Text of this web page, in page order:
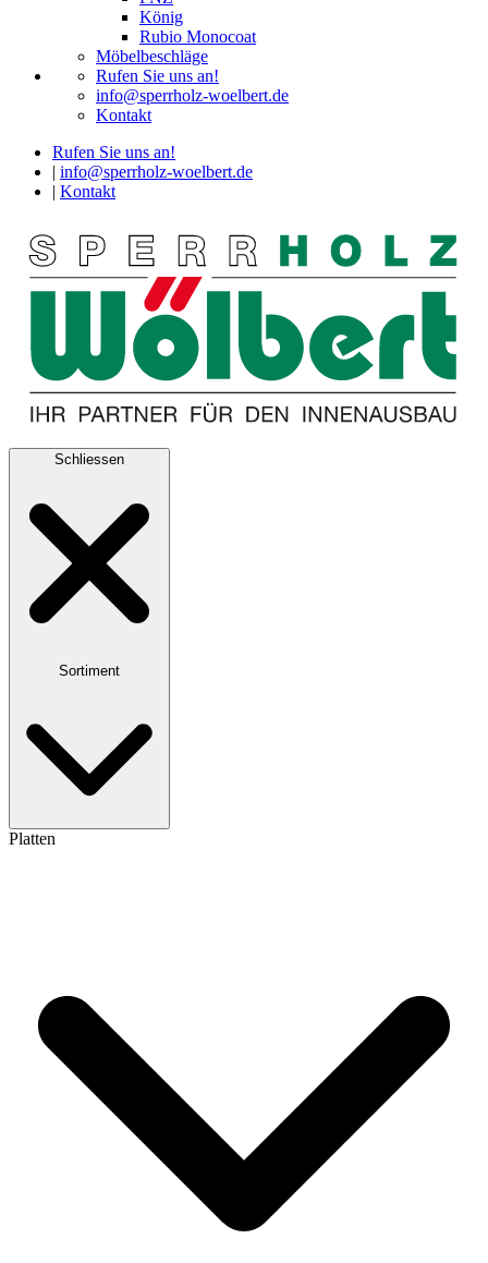
König
Rubio Monocoat
Möbelbeschläge
Rufen Sie uns an!
info@sperrholz-woelbert.de
Kontakt
Rufen Sie uns an!
info@sperrholz-woelbert.de
Kontakt
Schliessen
Sortiment
Platten